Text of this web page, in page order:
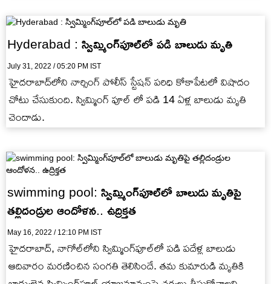
Hyderabad : స్విమ్మింగ్‌పూల్‌లో పడి బాలుడు మృతి
July 31, 2022 / 05:20 PM IST
హైదరాబాద్‌లోని నార్సింగ్ పోలీస్ స్టేషన్ పరిధి కోకాపేటలో విషాదం
చోటు చేసుకుంది. స్విమ్మింగ్ పూల్ లో పడి 14 ఏళ్ల బాలుడు మృతి
చెందాడు.
swimming pool: స్విమ్మింగ్‌పూల్‌లో బాలుడు మృతిపై
తల్లిదండ్రుల ఆందోళన.. ఉద్రిక్తత
May 16, 2022 / 12:10 PM IST
హైదరాబాద్, నాగోల్‌లోని స్విమ్మింగ్‌పూల్‌లో పడి పదేళ్ల బాలుడు
ఆదివారం మరణించిన సంగతి తెలిసిందే. తమ కుమారుడి మృతికి